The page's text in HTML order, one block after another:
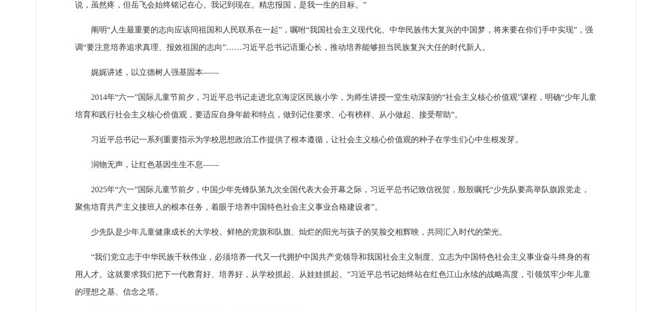
说，虽然疼，但岳飞会始终铭记在心。我记到现在。精忠报国，是我一生的目标。”
阐明“人生最重要的志向应该同祖国和人民联系在一起”，嘱咐“我国社会主义现代化、中华民族伟大复兴的中国梦，将来要在你们手中实现”，强
调“要注意培养追求真理、报效祖国的志向”……习近平总书记语重心长，推动培养能够担当民族复兴大任的时代新人。
娓娓讲述，以立德树人强基固本——
2014年“六一”国际儿童节前夕，习近平总书记走进北京海淀区民族小学，为师生讲授一堂生动深刻的“社会主义核心价值观”课程，明确“少年儿童
培育和践行社会主义核心价值观，要适应自身年龄和特点，做到记住要求、心有榜样、从小做起、接受帮助”。
习近平总书记一系列重要指示为学校思想政治工作提供了根本遵循，让社会主义核心价值观的种子在学生们心中生根发芽。
润物无声，让红色基因生生不息——
2025年“六一”国际儿童节前夕，中国少年先锋队第九次全国代表大会开幕之际，习近平总书记致信祝贺，殷殷嘱托“少先队要高举队旗跟党走，
聚焦培育共产主义接班人的根本任务，着眼于培养中国特色社会主义事业合格建设者”。
少先队是少年儿童健康成长的大学校。鲜艳的党旗和队旗、灿烂的阳光与孩子的笑脸交相辉映，共同汇入时代的荣光。
“我们党立志于中华民族千秋伟业，必须培养一代又一代拥护中国共产党领导和我国社会主义制度、立志为中国特色社会主义事业奋斗终身的有
用人才。这就要求我们把下一代教育好、培养好，从学校抓起、从娃娃抓起。”习近平总书记始终站在红色江山永续的战略高度，引领筑牢少年儿童
的理想之基、信念之塔。